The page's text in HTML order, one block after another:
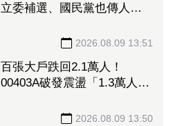
立委補選、國民黨也傳人選
來、有商有量 2026.08.09 13:51
百張大戶跌回2.1萬人！
00403A破發震盪「1.3萬人脫
2026.08.09 13:50